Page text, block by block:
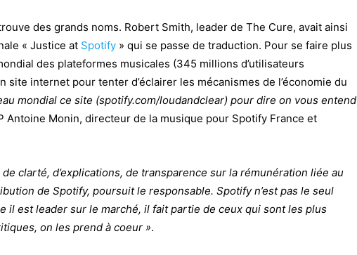
des grands noms. Robert Smith, leader de The Cure, avait ainsi
« Justice at Spotify » qui se passe de traduction. Pour se faire plus
des plateformes musicales (345 millions d’utilisateurs
site internet pour tenter d’éclairer les mécanismes de l’économie du
mondial ce site (spotify.com/loudandclear) pour dire on vous entend
Antoine Monin, directeur de la musique pour Spotify France et
clarté, d’explications, de transparence sur la rémunération liée au
de Spotify, poursuit le responsable. Spotify n’est pas le seul
il est leader sur le marché, il fait partie de ceux qui sont les plus
on les prend à coeur ».